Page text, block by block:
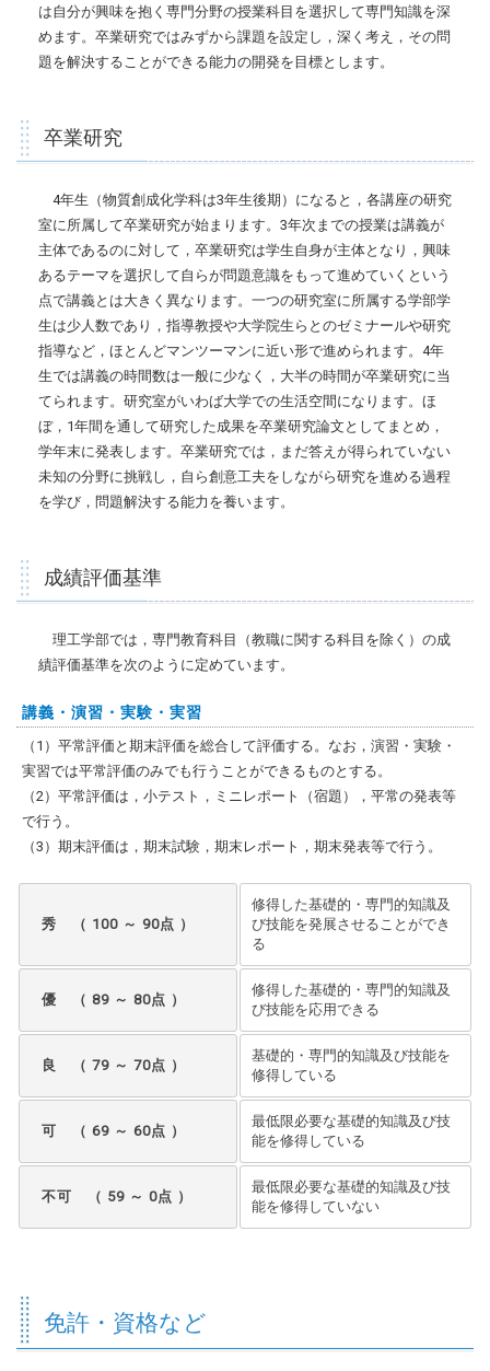
は自分が興味を抱く専門分野の授業科目を選択して専門知識を深
めます。卒業研究ではみずから課題を設定し，深く考え，その問
題を解決することができる能力の開発を目標とします。
卒業研究
4年生（物質創成化学科は3年生後期）になると，各講座の研究
室に所属して卒業研究が始まります。3年次までの授業は講義が
主体であるのに対して，卒業研究は学生自身が主体となり，興味
あるテーマを選択して自らが問題意識をもって進めていくという
点で講義とは大きく異なります。一つの研究室に所属する学部学
生は少人数であり，指導教授や大学院生らとのゼミナールや研究
指導など，ほとんどマンツーマンに近い形で進められます。4年
生では講義の時間数は一般に少なく，大半の時間が卒業研究に当
てられます。研究室がいわば大学での生活空間になります。ほ
ぼ，1年間を通して研究した成果を卒業研究論文としてまとめ，
学年末に発表します。卒業研究では，まだ答えが得られていない
未知の分野に挑戦し，自ら創意工夫をしながら研究を進める過程
を学び，問題解決する能力を養います。
成績評価基準
理工学部では，専門教育科目（教職に関する科目を除く）の成
績評価基準を次のように定めています。
講義・演習・実験・実習
（1）平常評価と期末評価を総合して評価する。なお，演習・実験・
実習では平常評価のみでも行うことができるものとする。
（2）平常評価は，小テスト，ミニレポート（宿題），平常の発表等
で行う。
（3）期末評価は，期末試験，期末レポート，期末発表等で行う。
秀 （ 100 ～ 90点 ）
修得した基礎的・専門的知識及
び技能を発展させることができ
る
優 （ 89 ～ 80点 ）
修得した基礎的・専門的知識及
び技能を応用できる
良 （ 79 ～ 70点 ）
基礎的・専門的知識及び技能を
修得している
可 （ 69 ～ 60点 ）
最低限必要な基礎的知識及び技
能を修得している
不可 （ 59 ～ 0点 ）
最低限必要な基礎的知識及び技
能を修得していない
免許・資格など